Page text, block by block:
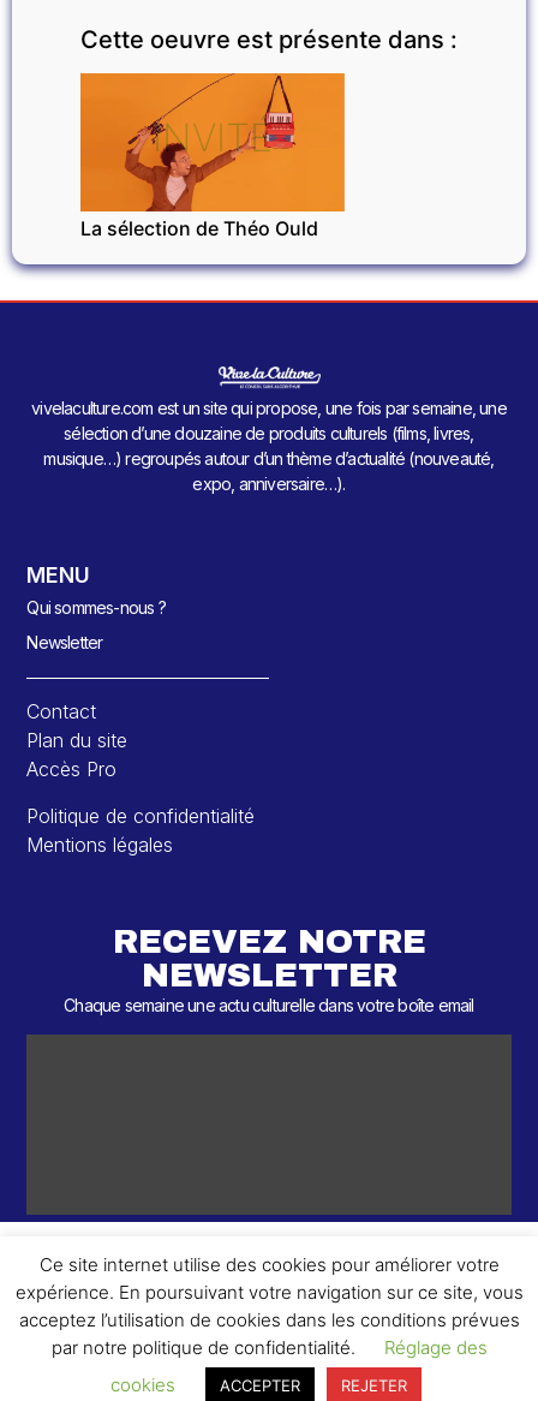
Cette oeuvre est présente dans :
INVITÉ
La sélection de Théo Ould
vivelaculture.com est un site qui propose, une fois par semaine, une
sélection d’une douzaine de produits culturels (films, livres,
musique…) regroupés autour d’un thème d’actualité (nouveauté,
expo, anniversaire…).
MENU
Qui sommes-nous ?
Newsletter
Contact
Plan du site
Accès Pro
Politique de confidentialité
Mentions légales
RECEVEZ NOTRE
NEWSLETTER
Chaque semaine une actu culturelle dans votre boîte email
© 2026 – 2 ème Round – Tous droits réservés.
Ce site internet utilise des cookies pour améliorer votre
expérience. En poursuivant votre navigation sur ce site, vous
acceptez l’utilisation de cookies dans les conditions prévues
par notre politique de confidentialité.
Réglage des
cookies
ACCEPTER REJETER